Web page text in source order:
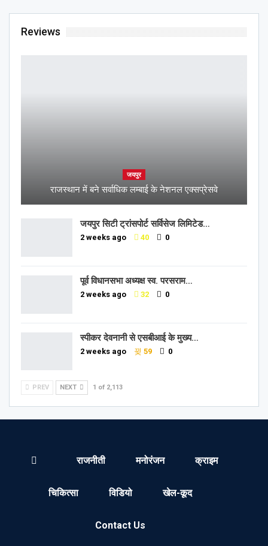
Reviews
जयपुर
राजस्थान में बने सर्वाधिक लम्बाई के नेशनल एक्सप्रेसवे
जयपुर सिटी ट्रांसपोर्ट सर्विसेज लिमिटेड…
2 weeks ago 40 0
पूर्व विधानसभा अध्यक्ष स्व. परसराम…
2 weeks ago 32 0
स्पीकर देवनानी से एसबीआई के मुख्य…
2 weeks ago 59 0
PREV NEXT 1 of 2,113
राजनीती मनोरंजन क्राइम
चिकित्सा विडियो खेल-कूद
Contact Us